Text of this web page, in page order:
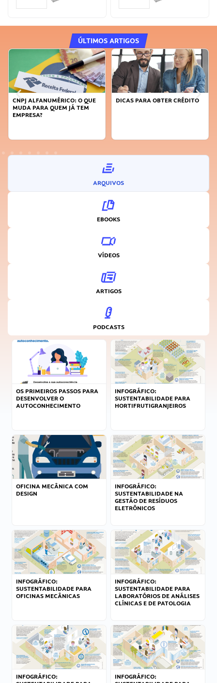
ÚLTIMOS ARTIGOS
CNPJ ALFANUMÉRICO: O QUE
MUDA PARA QUEM JÁ TEM
EMPRESA?
DICAS PARA OBTER CRÉDITO
ARQUIVOS
EBOOKS
VÍDEOS
ARTIGOS
PODCASTS
OS PRIMEIROS PASSOS PARA
DESENVOLVER O
AUTOCONHECIMENTO
INFOGRÁFICO:
SUSTENTABILIDADE PARA
HORTIFRUTIGRANJEIROS
OFICINA MECÂNICA COM
DESIGN
INFOGRÁFICO:
SUSTENTABILIDADE NA
GESTÃO DE RESÍDUOS
ELETRÔNICOS
INFOGRÁFICO:
SUSTENTABILIDADE PARA
OFICINAS MECÂNICAS
INFOGRÁFICO:
SUSTENTABILIDADE PARA
LABORATÓRIOS DE ANÁLISES
CLÍNICAS E DE PATOLOGIA
INFOGRÁFICO:
INFOGRÁFICO: